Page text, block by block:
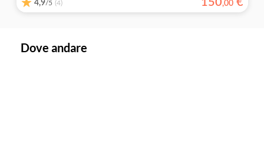
4,9/5 (4) ,00
Dove andare